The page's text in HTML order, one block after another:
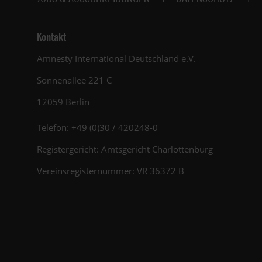
Kontakt
Amnesty International Deutschland e.V.
Sonnenallee 221 C
12059 Berlin
Telefon: +49 (0)30 / 420248-0
Registergericht: Amtsgericht Charlottenburg
Vereinsregisternummer: VR 36372 B